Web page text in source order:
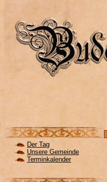
Der Tag
Unsere Gemeinde
Terminkalender